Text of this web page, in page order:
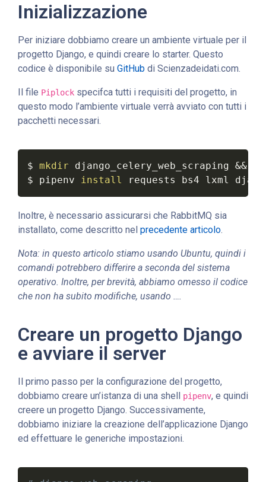
Inizializzazione
Per iniziare dobbiamo creare un ambiente virtuale per il
progetto Django, e quindi creare lo starter. Questo
codice è disponibile su GitHub di Scienzadeidati.com.
Il file Piplock specifca tutti i requisiti del progetto, in
questo modo l’ambiente virtuale verrà avviato con tutti i
pacchetti necessari.
$ mkdir django_celery_web_scraping &&
$ pipenv install requests bs4 lxml
Inoltre, è necessario assicurarsi che RabbitMQ sia
installato, come descritto nel precedente articolo.
Nota: in questo articolo stiamo usando Ubuntu, quindi i
comandi potrebbero differire a seconda del sistema
operativo. Inoltre, per brevità, abbiamo omesso il codice
che non ha subito modifiche, usando ….
Creare un progetto Django
e avviare il server
Il primo passo per la configurazione del progetto,
dobbiamo creare un’istanza di una shell
pipenv, e quindi
creere un progetto Django. Successivamente,
dobbiamo iniziare la creazione dell’applicazione Django
ed effettuare le generiche impostazioni.